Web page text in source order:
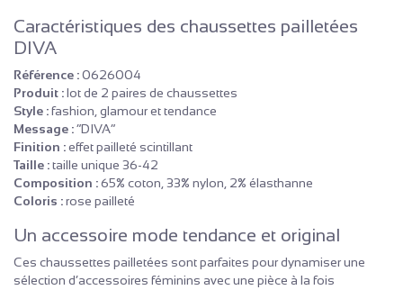
Caractéristiques des chaussettes pailletées
DIVA
Référence :0626004
Produit :lot de 2 paires de chaussettes
Style :fashion, glamour et tendance
Message :“DIVA”
Finition :effet pailleté scintillant
Taille :taille unique 36-42
Composition :65% coton, 33% nylon, 2% élasthanne
Coloris :rose pailleté
Un accessoire mode tendance et original
Ces chaussettes pailletées sont parfaites pour dynamiser une
sélection d’accessoires féminins avec une pièce à la fois